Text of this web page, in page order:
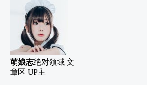
萌娘志绝对领域 文
章区 UP主